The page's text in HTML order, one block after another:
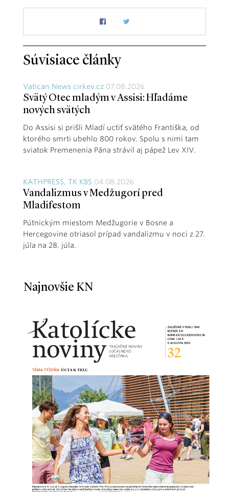
Súvisiace články
Vatican News cirkev.cz 07.08.2026
Svätý Otec mladým v Assisi: Hľadáme
nových svätých
Do Assisi si prišli Mladí uctiť svätého Františka, od
ktorého smrti ubehlo 800 rokov. Spolu s nimi tam
sviatok Premenenia Pána strávil aj pápež Lev XIV.
KATHPRESS, TK KBS 04.08.2026
Vandalizmus v Medžugorí pred
Mladifestom
Pútnickým miestom Medžugorie v Bosne a
Hercegovine otriasol prípad vandalizmu v noci z 27.
júla na 28. júla.
Najnovšie KN